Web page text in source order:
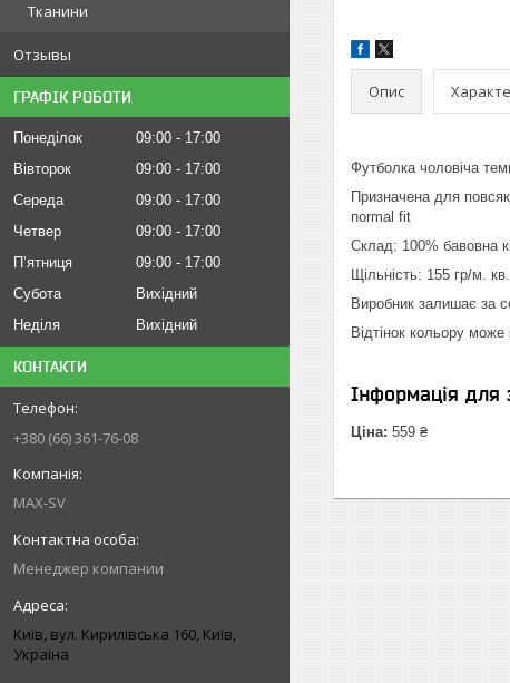
Тканини
Отзывы
ГРАФІК РОБОТИ
Понеділок 09:00
17:00
Вівторок
09:00
17:00
Середа
09:00
17:00
Четвер
09:00
17:00
Пʼятниця
09:00
17:00
Субота
Вихідний
Неділя
Вихідний
КОНТАКТИ
+380 (66) 361-76-08
MAX-SV
Менеджер компании
Київ, вул. Кирилівська 160, Київ,
Україна
Опис
Футболка чоловіча
Призначена для
normal fit
Склад: 100% бавовна
Щільність: 155 гр/м. кв.
Виробник залишає за
Відтінок кольору
Інформація для
Ціна: 559 ₴